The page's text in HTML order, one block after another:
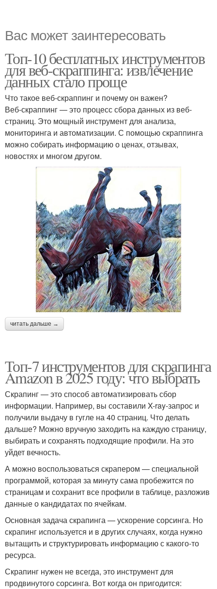
Вас может заинтересовать
Топ-10 бесплатных инструментов
для веб-скраппинга: извлечение
данных стало проще
Что такое веб-скраппинг и почему он важен?
Веб-скраппинг — это процесс сбора данных из веб-
страниц. Это мощный инструмент для анализа,
мониторинга и автоматизации. С помощью скраппинга
можно собирать информацию о ценах, отзывах,
новостях и многом другом.
читать дальше →
Топ-7 инструментов для скрапинга
Amazon в 2025 году: что выбрать
Скрапинг — это способ автоматизировать сбор
информации. Например, вы составили X-ray-запрос и
получили выдачу в гугле на 40 страниц. Что делать
дальше? Можно вручную заходить на каждую страницу,
выбирать и сохранять подходящие профили. На это
уйдет вечность.
А можно воспользоваться скрапером — специальной
программой, которая за минуту сама пробежится по
страницам и сохранит все профили в таблице, разложив
данные о кандидатах по ячейкам.
Основная задача скрапинга — ускорение сорсинга. Но
скрапинг используется и в других случаях, когда нужно
вытащить и структурировать информацию с какого-то
ресурса.
Скрапинг нужен не всегда, это инструмент для
продвинутого сорсинга. Вот когда он пригодится: